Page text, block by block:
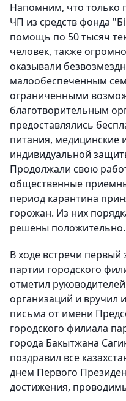
Напомним, что только
ЧП из средств фонда
помощь по 50 тысяч
человек, также
оказывали
малообеспеченным
ограниченными
благотворительным
предоставлялись
питания, медицинские
индивидуальной
Продолжали свою
общественные
период карантина
горожан. Из них
решены положительно.
В ходе встречи первый
партии городского
отметил
организаций и вручил
письма от имени
городского филиала
города Бакытжана
поздравил все
днем Первого
достижения,